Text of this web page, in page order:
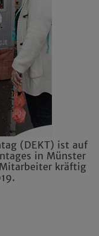
(DEKT) ist auf
in Münster
kräftig